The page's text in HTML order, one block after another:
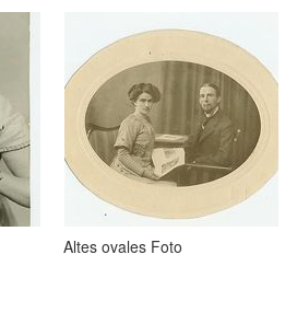
Altes ovales Foto